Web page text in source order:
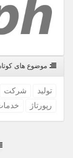
موضوع های
تولید شركت
رپورتاژ